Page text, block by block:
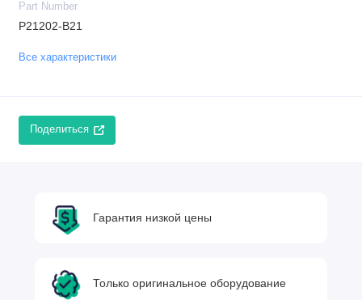
Part Number
P21202-B21
Все характеристики
Поделиться
Гарантия низкой цены
Только оригинальное оборудование